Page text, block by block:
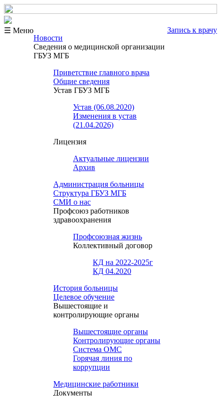
☰ Меню
Запись к врачу
Новости
Сведения о медицинской организации
ГБУЗ МГБ
Приветствие главного врача
Общие сведения
Устав ГБУЗ МГБ
Устав (06.08.2020)
Изменения в устав
(21.04.2026)
Лицензия
Актуальные лицензии
Архив
Администрация больницы
Структура ГБУЗ МГБ
СМИ о нас
Профсоюз работников
здравоохранения
Профсоюзная жизнь
Коллективный договор
КД на 2022-2025г
КД 04.2020
История больницы
Целевое обучение
Вышестоящие и
контролирующие органы
Вышестоящие органы
Контролирующие органы
Система ОМС
Горячая линия по
коррупции
Медицинские работники
Документы